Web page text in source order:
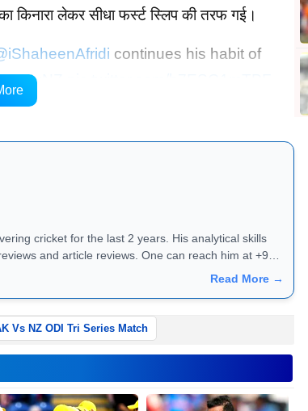
किनारा लेकर सीधा फर्स्ट स्लिप की तरफ गई।
continues his habit of
cricket for the last 2 years. His analytical skills
One can reach him at +91 -
Read More →
Vs NZ ODI Tri Series Match